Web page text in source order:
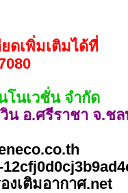
ดเพิ่มเติมได้ที่
โนเวชั่น จำกัด
น อ.ศรีราชา จ.ชล
งเติมอากาศ.net